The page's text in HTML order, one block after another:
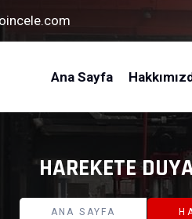
Ana Sayfa
HAREKETE
ANA SAYFA